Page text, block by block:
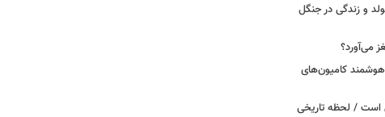
و زندگی در جنگل
می‌آورد؟
کامیون‌های
است / لحظه تاریخی